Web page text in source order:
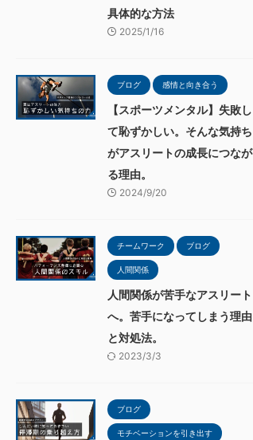
具体的な方法
2025/1/16
ブログ 感情と向き合う
【スポーツメンタル】失敗し
て恥ずかしい。そんな気持ち
がアスリートの成長につなが
る理由。
2024/9/20
チームワーク ブログ
人間関係
人間関係が苦手なアスリート
へ。苦手になってしまう理由
と対処法。
2023/3/3
ブログ
モチベーションを引き出す